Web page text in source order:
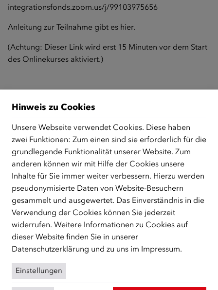
integrationsfonds.zoom.us/j/99103975656
Anleitung zur Teilnahme gibt es hier.
(Achtung: Dieser Link wird erst 15 Minuten vor dem Start
des Onlinekurses aktiviert.)
ÜBER UNS
Der Österreichische Integrationsfonds (ÖIF) ist ein Fonds der
Republik Österreich, der Flüchtlinge, subsidiär
Schutzberechtigte, Vertriebene sowie Zuwander/innen als
zentrale Anlaufstelle bei der Integration in Österreich
unterstützt.mehr
FacebookYouTubeInstagramLinkedIn
Über den ÖIF
Der Österreichische Integrationsfonds (ÖIF)
Organigramm
Presse
Hinweis zu Cookies
Unsere Webseite verwendet Cookies. Diese haben
zwei Funktionen: Zum einen sind sie erforderlich für die
grundlegende Funktionalität unserer Website. Zum
anderen können wir mit Hilfe der Cookies unsere
Inhalte für Sie immer weiter verbessern. Hierzu werden
pseudonymisierte Daten von Website-Besuchern
gesammelt und ausgewertet. Das Einverständnis in die
Verwendung der Cookies können Sie jederzeit
widerrufen. Weitere Informationen zu Cookies auf
dieser Website finden Sie in unserer
Datenschutzerklärung und zu uns im Impressum.
Einstellungen